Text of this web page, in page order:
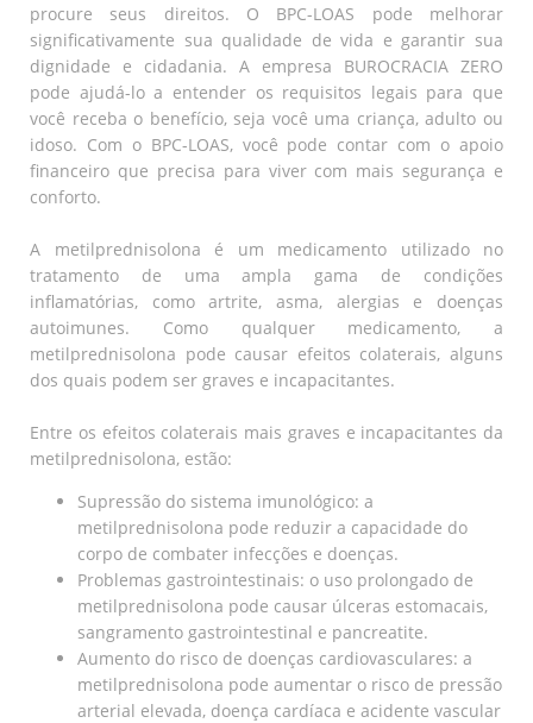
procure seus direitos. O BPC-LOAS pode melhorar
significativamente sua qualidade de vida e garantir sua
dignidade e cidadania. A empresa BUROCRACIA ZERO
pode ajudá-lo a entender os requisitos legais para que
você receba o benefício, seja você uma criança, adulto ou
idoso. Com o BPC-LOAS, você pode contar com o apoio
financeiro que precisa para viver com mais segurança e
conforto.
A metilprednisolona é um medicamento utilizado no
tratamento de uma ampla gama de condições
inflamatórias, como artrite, asma, alergias e doenças
autoimunes. Como qualquer medicamento, a
metilprednisolona pode causar efeitos colaterais, alguns
dos quais podem ser graves e incapacitantes.
Entre os efeitos colaterais mais graves e incapacitantes da
metilprednisolona, estão:
Supressão do sistema imunológico: a
metilprednisolona pode reduzir a capacidade do
corpo de combater infecções e doenças.
Problemas gastrointestinais: o uso prolongado de
metilprednisolona pode causar úlceras estomacais,
sangramento gastrointestinal e pancreatite.
Aumento do risco de doenças cardiovasculares: a
metilprednisolona pode aumentar o risco de pressão
arterial elevada, doença cardíaca e acidente vascular